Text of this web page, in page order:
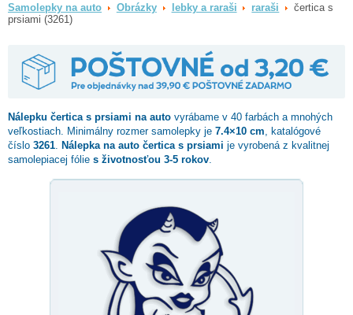
Samolepky na auto Obrázky lebky a raraši raraši
čertica s
prsiami (3261)
Nálepku čertica s prsiami na auto vyrábame v 40 farbách a mnohých
veľkostiach. Minimálny rozmer samolepky je 7.4×10 cm , katalógové
číslo 3261 Nálepka na auto čertica s prsiami je vyrobená z kvalitnej
samolepiacej fólie s životnosťou 3-5 rokov